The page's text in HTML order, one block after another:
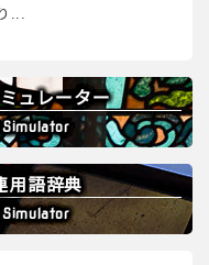
...
ュレーター
用語辞典